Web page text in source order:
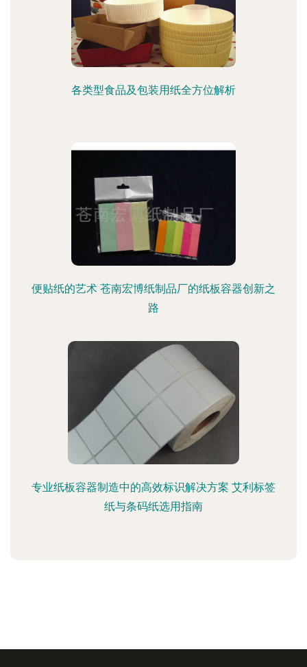
各类型食品及包装用纸全方位解析
便贴纸的艺术 苍南宏博纸制品厂的纸板容器创新之
路
专业纸板容器制造中的高效标识解决方案 艾利标签
纸与条码纸选用指南